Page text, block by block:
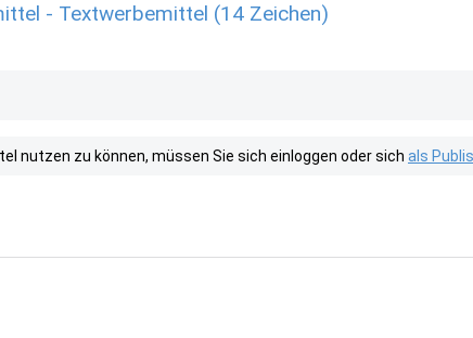
- Textwerbemittel (14 Zeichen)
nutzen zu können, müssen Sie sich einloggen oder sich als